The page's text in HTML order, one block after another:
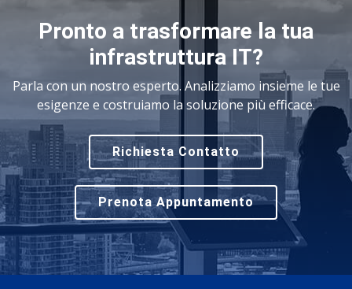
Pronto a trasformare la tua
infrastruttura IT?
Parla con un nostro esperto. Analizziamo insieme le tue
esigenze e costruiamo la soluzione più efficace.
Richiesta Contatto
Prenota Appuntamento